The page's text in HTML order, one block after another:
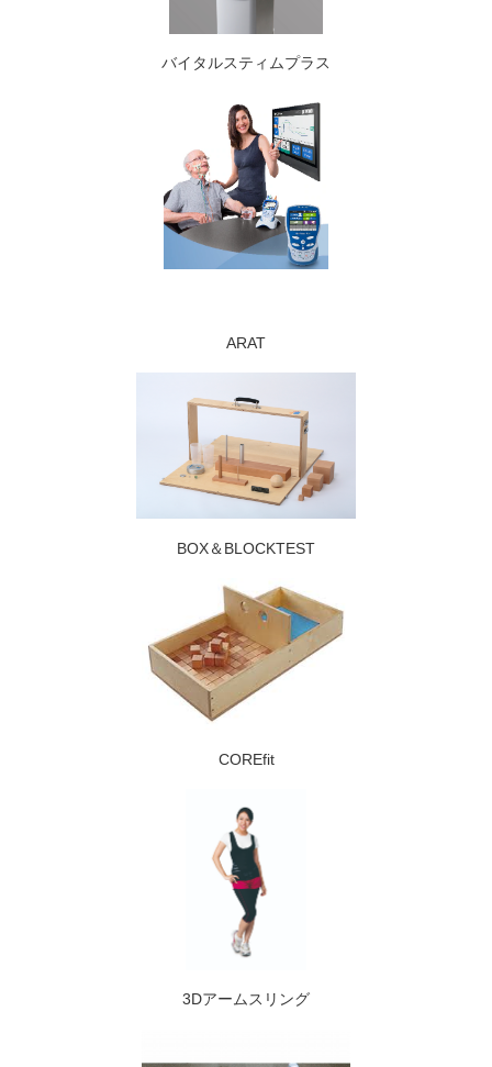
バイタルスティムプラス
ARAT
BOX＆BLOCKTEST
COREfit
3Dアームスリング